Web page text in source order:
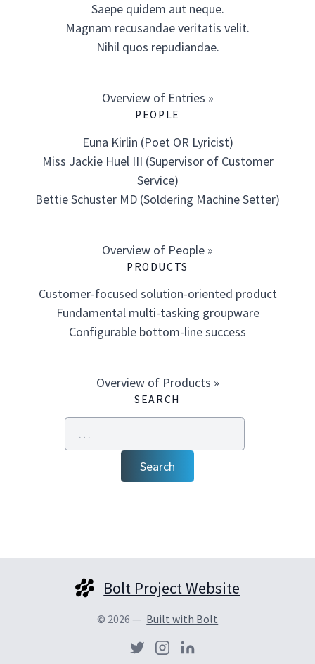
Saepe quidem aut neque.
Magnam recusandae veritatis velit.
Nihil quos repudiandae.
Overview of Entries »
PEOPLE
Euna Kirlin (Poet OR Lyricist)
Miss Jackie Huel III (Supervisor of Customer
Service)
Bettie Schuster MD (Soldering Machine Setter)
Overview of People »
PRODUCTS
Customer-focused solution-oriented product
Fundamental multi-tasking groupware
Configurable bottom-line success
Overview of Products »
SEARCH
Search
Bolt Project Website
© 2026 — Built with Bolt